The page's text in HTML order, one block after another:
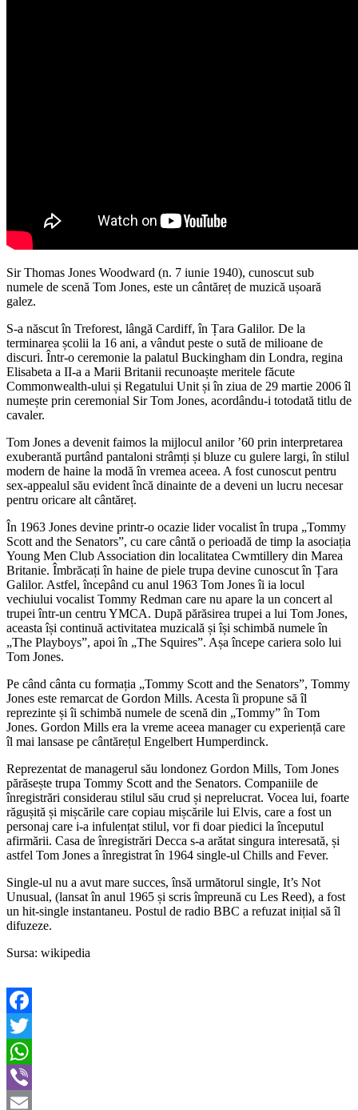
Sir Thomas Jones Woodward (n. 7 iunie 1940), cunoscut sub
numele de scenă Tom Jones, este un cântăreț de muzică ușoară
galez.
S-a născut în Treforest, lângă Cardiff, în Țara Galilor. De la
terminarea școlii la 16 ani, a vândut peste o sută de milioane de
discuri. Într-o ceremonie la palatul Buckingham din Londra, regina
Elisabeta a II-a a Marii Britanii recunoaște meritele făcute
Commonwealth-ului și Regatului Unit și în ziua de 29 martie 2006 îl
numește prin ceremonial Sir Tom Jones, acordându-i totodată titlu de
cavaler.
Tom Jones a devenit faimos la mijlocul anilor ’60 prin interpretarea
exuberantă purtând pantaloni strâmți și bluze cu gulere largi, în stilul
modern de haine la modă în vremea aceea. A fost cunoscut pentru
sex-appealul său evident încă dinainte de a deveni un lucru necesar
pentru oricare alt cântăreț.
În 1963 Jones devine printr-o ocazie lider vocalist în trupa „Tommy
Scott and the Senators”, cu care cântă o perioadă de timp la asociația
Young Men Club Association din localitatea Cwmtillery din Marea
Britanie. Îmbrăcați în haine de piele trupa devine cunoscut în Țara
Galilor. Astfel, începând cu anul 1963 Tom Jones îi ia locul
vechiului vocalist Tommy Redman care nu apare la un concert al
trupei într-un centru YMCA. După părăsirea trupei a lui Tom Jones,
aceasta își continuă activitatea muzicală și își schimbă numele în
„The Playboys”, apoi în „The Squires”. Așa începe cariera solo lui
Tom Jones.
Pe când cânta cu formația „Tommy Scott and the Senators”, Tommy
Jones este remarcat de Gordon Mills. Acesta îi propune să îl
reprezinte și îi schimbă numele de scenă din „Tommy” în Tom
Jones. Gordon Mills era la vreme aceea manager cu experiență care
îl mai lansase pe cântărețul Engelbert Humperdinck.
Reprezentat de managerul său londonez Gordon Mills, Tom Jones
părăsește trupa Tommy Scott and the Senators. Companiile de
înregistrări considerau stilul său crud și neprelucrat. Vocea lui, foarte
răgușită și mișcările care copiau mișcările lui Elvis, care a fost un
personaj care i-a infulențat stilul, vor fi doar piedici la începutul
afirmării. Casa de înregistrări Decca s-a arătat singura interesată, și
astfel Tom Jones a înregistrat în 1964 single-ul Chills and Fever.
Single-ul nu a avut mare succes, însă următorul single, It’s Not
Unusual, (lansat în anul 1965 și scris împreună cu Les Reed), a fost
un hit-single instantaneu. Postul de radio BBC a refuzat inițial să îl
difuzeze.
Sursa: wikipedia
Facebook
Twitter
WhatsApp
Viber